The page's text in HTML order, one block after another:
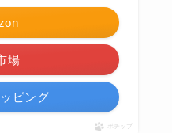
場
ピング
ポチップ